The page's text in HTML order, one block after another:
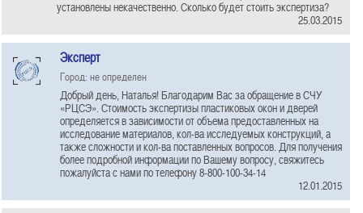
установлены некачественно. Сколько будет стоить экспертиза?
25.03.2015
Эксперт
Город: не определен
Добрый день, Наталья! Благодарим Вас за обращение в СЧУ
«РЦСЭ». Стоимость экспертизы пластиковых окон и дверей
определяется в зависимости от объема предоставленных на
исследование материалов, кол-ва исследуемых конструкций, а
также сложности и кол-ва поставленных вопросов. Для получения
более подробной информации по Вашему вопросу, свяжитесь
пожалуйста с нами по телефону 8-800-100-34-14
12.01.2015